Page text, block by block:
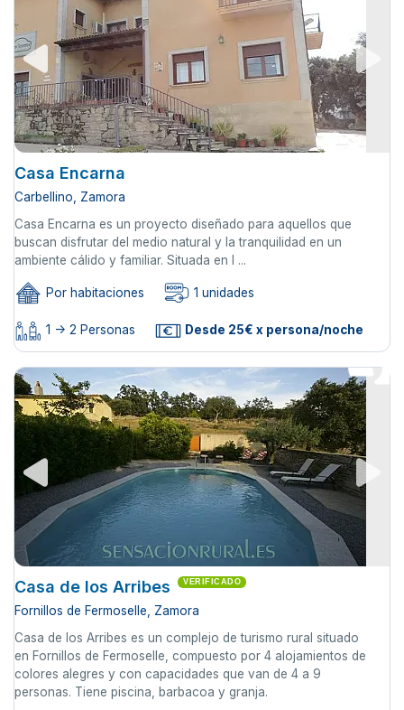
Casa Encarna
Carbellino, Zamora
Casa Encarna es un proyecto diseñado para aquellos que
buscan disfrutar del medio natural y la tranquilidad en un
ambiente cálido y familiar. Situada en l ...
Por habitaciones 1 unidades
1 -> 2 Personas Desde 25€ x persona/noche
Casa de los Arribes VERIFICADO
Fornillos de Fermoselle, Zamora
Casa de los Arribes es un complejo de turismo rural situado
en Fornillos de Fermoselle, compuesto por 4 alojamientos de
colores alegres y con capacidades que van de 4 a 9
personas. Tiene piscina, barbacoa y granja.